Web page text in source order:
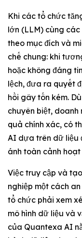
Khi các tổ chức
lớn (LLM) cùng các
theo mục đích và
chế chung: khi
hoặc không đáng
lệch, đưa ra quyết
hồi gây tốn kém.
chuyên biệt,
quả chính xác, có
AI dựa trên dữ liệu
ánh toàn cảnh
Việc truy cập và
nghiệp một cách
tổ chức phải xem
mô hình dữ liệu và
của Quantexa AI